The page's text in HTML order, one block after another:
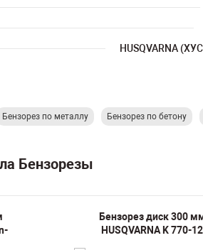
HUSQVARNA
Бензорез по металлу Бензорез по бетону
Бензорезы
Бензорез диск 300
HUSQVARNA K 770-12